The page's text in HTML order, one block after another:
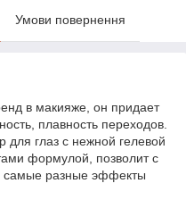
Умови повернення
в макияже, он придает
плавность переходов.
для глаз с нежной гелевой
формулой, позволит c
самые разные эффекты